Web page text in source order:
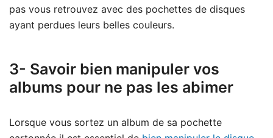
pas vous retrouvez avec des pochettes de disques
ayant perdues leurs belles couleurs.
3- Savoir bien manipuler vos
albums pour ne pas les abimer
Lorsque vous sortez un album de sa pochette